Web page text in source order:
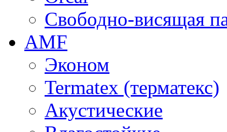
Свободно-висящая
AMF
Эконом
Termatex (терматекс)
Акустические